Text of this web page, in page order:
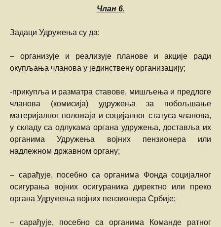
Члан6.
Задаци Удружења су да:
– организује и реализује планове и акције ради
окупљања чланова у јединствену организацију;
-прикупља и разматра ставове, мишљења и предлоге
чланова (комисија) удружења за побољшање
материјалног положаја и социјалног статуса чланова,
у складу са одлукама органа удружења, доставља их
органима Удружења војних пензионера или
надлежном државном органу;
– сарађује, посебно са органима Фонда социјалног
осигурања војних осигураника директно или преко
органа Удружења војних пензионера Србије;
– сарађује, посебно са органима Команде ратног